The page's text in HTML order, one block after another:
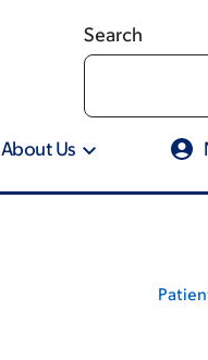
Search
About Us